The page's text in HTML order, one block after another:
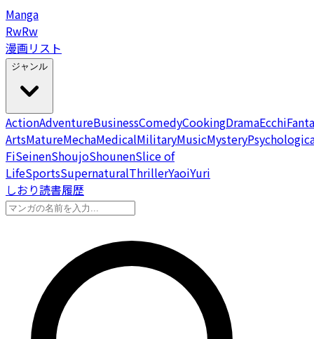
Manga
RwRw
漫画リスト
ジャンル
ActionAdventureBusinessComedyCookingDramaEcchi
ArtsMatureMechaMedicalMilitaryMusicMystery
FiSeinenShoujoShounenSlice of
LifeSportsSupernaturalThrillerYaoiYuri
しおり読書履歴